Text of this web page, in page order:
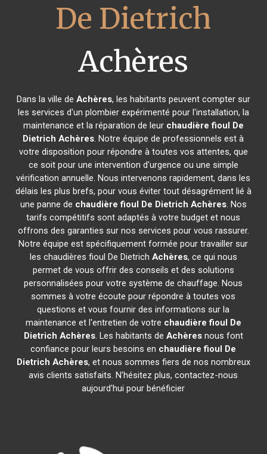
De Dietrich
Achères
Dans la ville de Achères, les habitants peuvent compter sur
les services d'un plombier expérimenté pour l'installation, la
maintenance et la réparation de leur chaudière fioul De
Dietrich Achères. Notre équipe de professionnels est à
votre disposition pour répondre à toutes vos attentes, que
ce soit pour une intervention d'urgence ou une simple
vérification annuelle. Nous intervenons rapidement, dans les
délais les plus brefs, pour vous éviter tout désagrément lié à
une panne de chaudière fioul De Dietrich Achères. Nos
tarifs compétitifs sont adaptés à votre budget et nous
offrons des garanties sur nos services pour vous rassurer.
Notre équipe est spécifiquement formée pour travailler sur
les chaudières fioul De Dietrich Achères, ce qui nous
permet de vous offrir des conseils et des solutions
personnalisées pour votre système de chauffage. Nous
sommes à votre écoute pour répondre à toutes vos
questions et vous fournir des informations sur la
maintenance et l'entretien de votre chaudière fioul De
Dietrich Achères. Les habitants de Achèresnous font
confiance pour leurs besoins en chaudière fioul De
Dietrich Achères, et nous sommes fiers de nos nombreux
avis clients satisfaits. N'hésitez plus, contactez-nous
aujourd'hui pour bénéficier